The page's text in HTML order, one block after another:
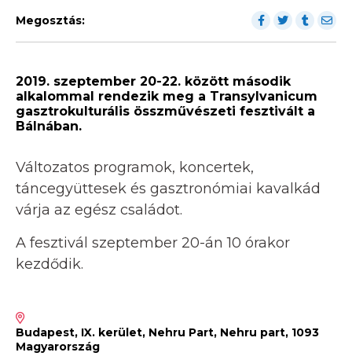
Megosztás:
2019. szeptember 20-22. között második
alkalommal rendezik meg a Transylvanicum
gasztrokulturális összművészeti fesztivált a
Bálnában.
Változatos programok, koncertek,
táncegyüttesek és gasztronómiai kavalkád
várja az egész családot.
A fesztivál szeptember 20-án 10 órakor
kezdődik.
Budapest, IX. kerület, Nehru Part, Nehru part, 1093
Magyarország